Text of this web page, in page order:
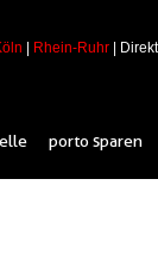
Rhein-Ruhr
porto sparen